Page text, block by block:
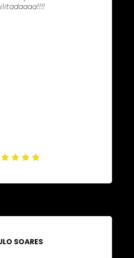
SOARES